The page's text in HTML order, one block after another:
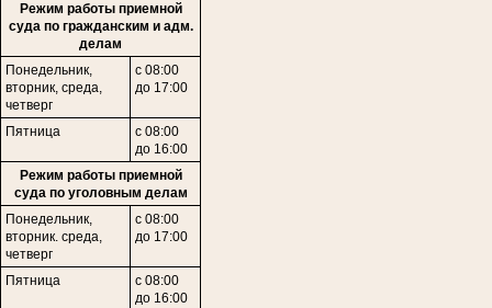
Режим работы приемной
суда по гражданским и адм.
делам
Понедельник,
вторник, среда,
четверг
с 08:00
до 17:00
Пятница
с 08:00
до 16:00
Режим работы приемной
суда по уголовным делам
Понедельник,
вторник. среда,
четверг
с 08:00
до 17:00
Пятница
с 08:00
до 16:00